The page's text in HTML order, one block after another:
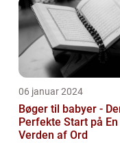
06 januar 2024
Bøger til babyer -
Perfekte Start på En
Verden af Ord